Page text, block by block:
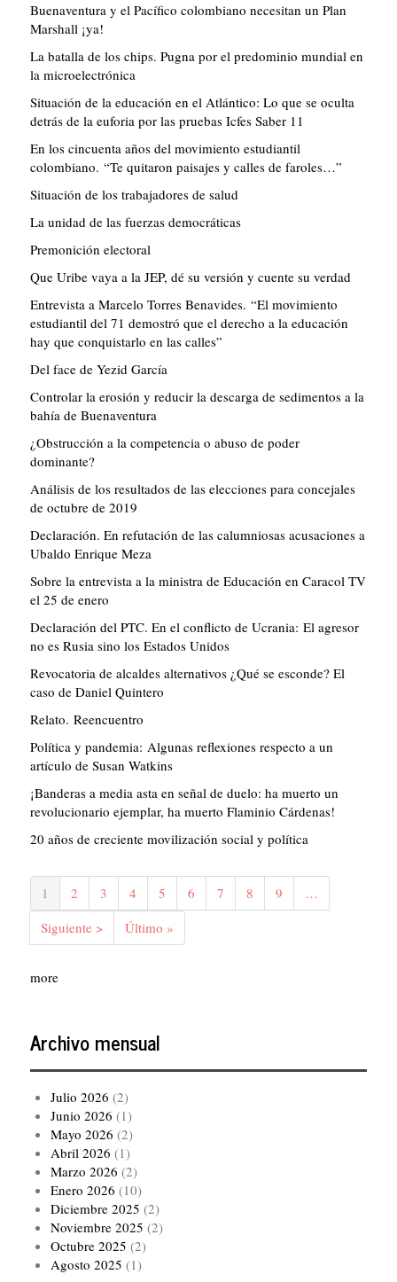
Buenaventura y el Pacífico colombiano necesitan un Plan
Marshall ¡ya!
La batalla de los chips. Pugna por el predominio mundial en
la microelectrónica
Situación de la educación en el Atlántico: Lo que se oculta
detrás de la euforia por las pruebas Icfes Saber 11
En los cincuenta años del movimiento estudiantil
colombiano. “Te quitaron paisajes y calles de faroles…”
Situación de los trabajadores de salud
La unidad de las fuerzas democráticas
Premonición electoral
Que Uribe vaya a la JEP, dé su versión y cuente su verdad
Entrevista a Marcelo Torres Benavides. “El movimiento
estudiantil del 71 demostró que el derecho a la educación
hay que conquistarlo en las calles”
Del face de Yezid García
Controlar la erosión y reducir la descarga de sedimentos a la
bahía de Buenaventura
¿Obstrucción a la competencia o abuso de poder
dominante?
Análisis de los resultados de las elecciones para concejales
de octubre de 2019
Declaración. En refutación de las calumniosas acusaciones a
Ubaldo Enrique Meza
Sobre la entrevista a la ministra de Educación en Caracol TV
el 25 de enero
Declaración del PTC. En el conflicto de Ucrania: El agresor
no es Rusia sino los Estados Unidos
Revocatoria de alcaldes alternativos ¿Qué se esconde? El
caso de Daniel Quintero
Relato. Reencuentro
Política y pandemia: Algunas reflexiones respecto a un
artículo de Susan Watkins
¡Banderas a media asta en señal de duelo: ha muerto un
revolucionario ejemplar, ha muerto Flaminio Cárdenas!
20 años de creciente movilización social y política
Paginación
Página
actual
1 Página
2 Página
3 Página
4 Página
5 Página
6 Página
7 Página
8 Página
9
…
Siguiente
página
Siguiente >
Última
página
Último »
more
Archivo mensual
Julio 2026 (2)
Junio 2026 (1)
Mayo 2026 (2)
Abril 2026 (1)
Marzo 2026 (2)
Enero 2026 (10)
Diciembre 2025 (2)
Noviembre 2025 (2)
Octubre 2025 (2)
Agosto 2025 (1)